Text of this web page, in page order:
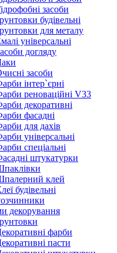
засоби
будівельні
для металу
універсальні
догляду
засоби
інтер`єрні
реноваційні V33
декоративні
фасадні
для дахів
універсальні
спеціальні
штукатурки
клей
будівельні
декорування
фарби
пасти